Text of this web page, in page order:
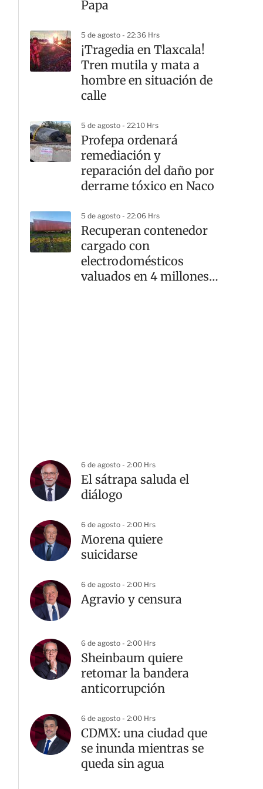
Papa
5 de agosto - 22:36 Hrs
¡Tragedia en Tlaxcala!
Tren mutila y mata a
hombre en situación de
calle
5 de agosto - 22:10 Hrs
Profepa ordenará
remediación y
reparación del daño por
derrame tóxico en Naco
5 de agosto - 22:06 Hrs
Recuperan contenedor
cargado con
electrodomésticos
valuados en 4 millones
6 de agosto - 2:00 Hrs
El sátrapa saluda el
diálogo
6 de agosto - 2:00 Hrs
Morena quiere
suicidarse
6 de agosto - 2:00 Hrs
Agravio y censura
6 de agosto - 2:00 Hrs
Sheinbaum quiere
retomar la bandera
anticorrupción
6 de agosto - 2:00 Hrs
CDMX: una ciudad que
se inunda mientras se
queda sin agua